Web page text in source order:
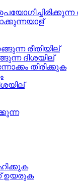
രീതിയില്
ദിശയില്
തിരിക്കുക
ഉയരുക